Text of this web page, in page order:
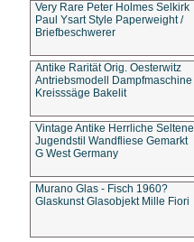
Very Rare Peter Holmes Selkirk
Paul Ysart Style Paperweight /
Briefbeschwerer
Antike Rarität Orig. Oesterwitz
Antriebsmodell Dampfmaschine
Kreisssäge Bakelit
Vintage Antike Herrliche Seltene
Jugendstil Wandfliese Gemarkt
G West Germany
Murano Glas - Fisch 1960?
Glaskunst Glasobjekt Mille Fiori